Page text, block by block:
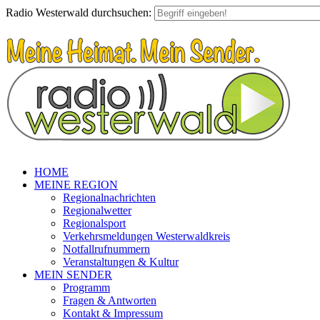
Radio Westerwald durchsuchen:
HOME
MEINE REGION
Regionalnachrichten
Regionalwetter
Regionalsport
Verkehrsmeldungen Westerwaldkreis
Notfallrufnummern
Veranstaltungen & Kultur
MEIN SENDER
Programm
Fragen & Antworten
Kontakt & Impressum